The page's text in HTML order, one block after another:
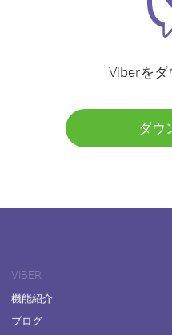
Viberをダ
ダウ
VIBER
機能紹介
ブログ